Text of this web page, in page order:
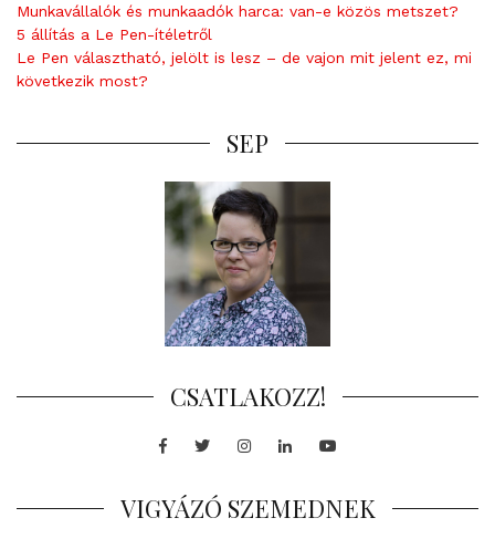
Munkavállalók és munkaadók harca: van-e közös metszet?
5 állítás a Le Pen-ítéletről
Le Pen választható, jelölt is lesz – de vajon mit jelent ez, mi
következik most?
SEP
CSATLAKOZZ!
Facebook
TwitterInstagram
LinkedInYoutube
VIGYÁZÓ SZEMEDNEK